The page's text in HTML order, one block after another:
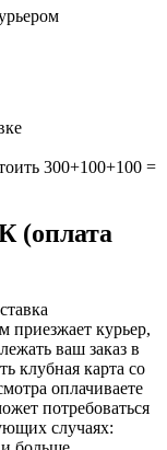
300+100+100 =
(оплата
приезжает курьер,
ваш заказ в
клубная карта со
оплачиваете
потребоваться
случаях: